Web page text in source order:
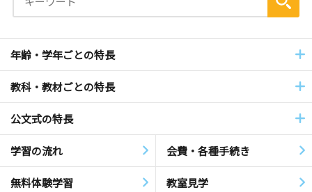
年齢・学年ごとの特長
教科・教材ごとの特長
公文式の特長
学習の流れ 会費・各種手続き
無料体験学習 教室見学